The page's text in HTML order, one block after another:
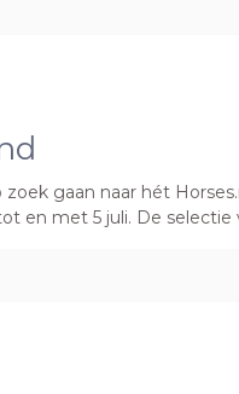
gaan naar hét
en met 5 juli. De selectie